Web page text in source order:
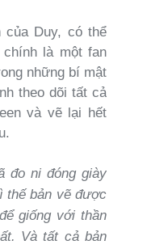
của Duy, có thể
là một fan
những bí mật
theo dõi tất cả
và vẽ lại hết
đo ni đóng giày
thế bản vẽ được
giống với thần
Và tất cả bản